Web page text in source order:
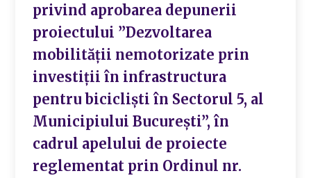
privind aprobarea depunerii
proiectului ”Dezvoltarea
mobilității nemotorizate prin
investiții în infrastructura
pentru bicicliști în Sectorul 5, al
Municipiului București”, în
cadrul apelului de proiecte
reglementat prin Ordinul nr.